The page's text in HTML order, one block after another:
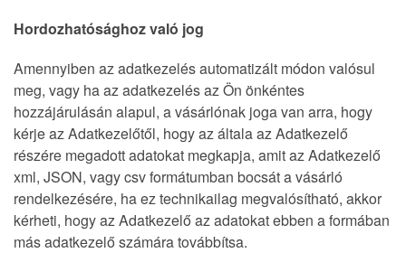
Hordozhatósághoz való jog
Amennyiben az adatkezelés automatizált módon valósul
meg, vagy ha az adatkezelés az Ön önkéntes
hozzájárulásán alapul, a vásárlónak joga van arra, hogy
kérje az Adatkezelőtől, hogy az általa az Adatkezelő
részére megadott adatokat megkapja, amit az Adatkezelő
xml, JSON, vagy csv formátumban bocsát a vásárló
rendelkezésére, ha ez technikailag megvalósítható, akkor
kérheti, hogy az Adatkezelő az adatokat ebben a formában
más adatkezelő számára továbbítsa.